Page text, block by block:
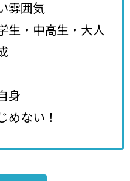
雰囲気
生・中高生・大人
身
めない！